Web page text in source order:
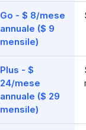
Go - $ 8/mese
annuale ($ 9
mensile)
Plus - $
24/mese
annuale ($ 29
mensile)